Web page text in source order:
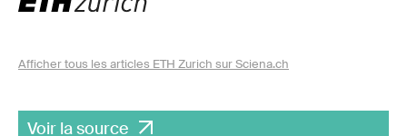
Afficher tous les articles ETH Zurich sur Sciena.ch
Voir la source